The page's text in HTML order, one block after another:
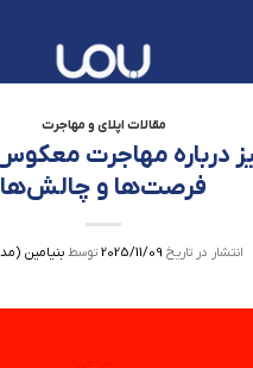
مقالات اپلای و مهاجرت
درباره مهاجرت معکوس؛
فرصت‌ها و چالش‌ها
انتشار در تاریخ 2025/11/09 توسط بنیامین